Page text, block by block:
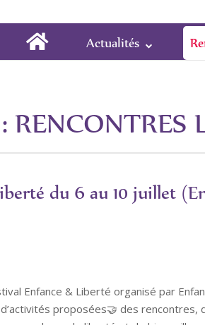
Actualités
RENCONTRES
du 6 au 10 juillet
Enfance & Liberté organisé par
proposées🤝 des